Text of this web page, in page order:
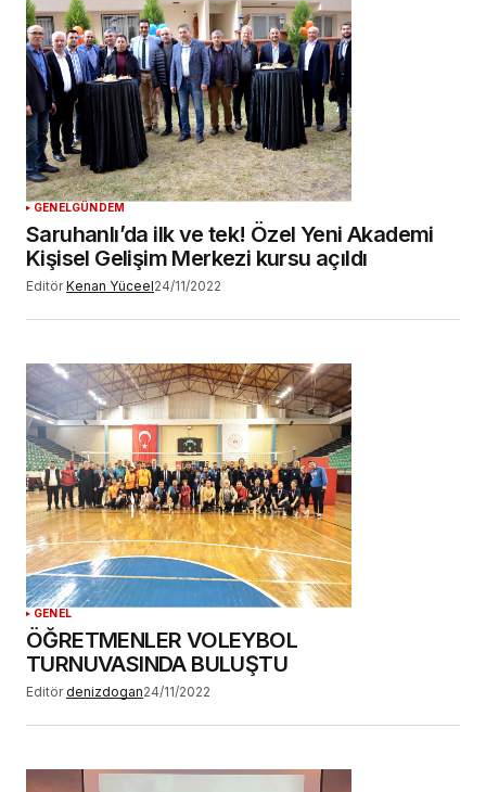
tarayıcıya kaydedilsin.
YORUM GÖNDER
GENELGÜNDEM
Saruhanlı’da ilk ve tek! Özel Yeni Akademi
Kişisel Gelişim Merkezi kursu açıldı
Editör Kenan Yüceel24/11/2022
GENEL
ÖĞRETMENLER VOLEYBOL
TURNUVASINDA BULUŞTU
Editör denizdogan24/11/2022